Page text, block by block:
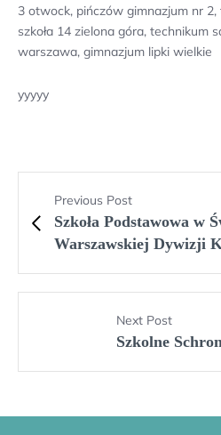
3 otwock, pińczów gimnazjum nr
szkoła 14 zielona góra, technikum
warszawa, gimnazjum lipki wielkie
yyyyy
Previous Post
Szkoła Podstawowa w
Warszawskiej Dywizji
Next Post
Szkolne